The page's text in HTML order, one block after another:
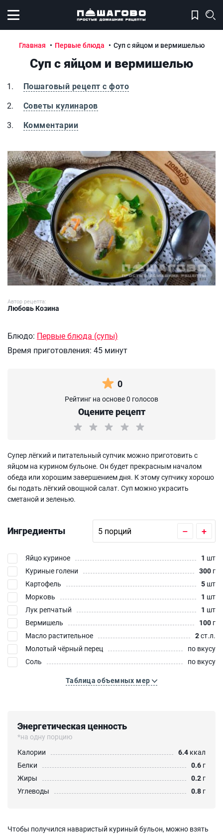
Открыть меню
Главная Первые блюда Суп с яйцом и вермишелью
Суп с яйцом и вермишелью
Пошаговый рецепт с фото
Советы кулинаров
Комментарии
Суп с яйцом и вермишелью
Автор рецепта:
Любовь Козина
Блюдо: Первые блюда (супы)
Время приготовления: 45 минут
0
Рейтинг на основе 0 голосов
Оцените рецепт
Супер лёгкий и питательный супчик можно приготовить с
яйцом на курином бульоне. Он будет прекрасным началом
обеда или хорошим завершением дня. К этому супчику хорошо
бы подать лёгкий овощной салат. Суп можно украсить
сметаной и зеленью.
Ингредиенты – +
Яйцо куриное 1 шт
Куриные голени
300 г
Картофель
5 шт
Морковь
1 шт
Лук репчатый
1 шт
Вермишель
100 г
Масло растительное
2ст.л.
Молотый чёрный перец
по вкусу
Соль
по вкусу
Таблица объемных мер
Энергетическая ценность
*на одну порцию
Калории
6.4 ккал
Белки
0.6 г
Жиры
0.2 г
Углеводы
0.8 г
Чтобы получился наваристый куриный бульон, можно взять